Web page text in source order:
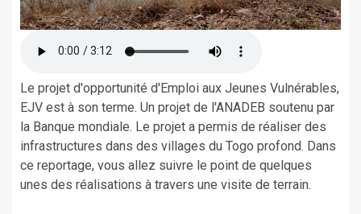
Le projet d'opportunité d'Emploi aux Jeunes Vulnérables,
EJV est à son terme. Un projet de l'ANADEB soutenu par
la Banque mondiale. Le projet a permis de réaliser des
infrastructures dans des villages du Togo profond. Dans
ce reportage, vous allez suivre le point de quelques
unes des réalisations à travers une visite de terrain.